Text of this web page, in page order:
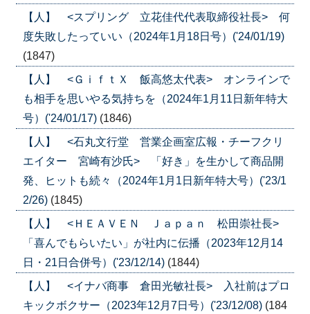
【人】 <スプリング 立花佳代代表取締役社長> 何
度失敗したっていい（2024年1月18日号）('24/01/19)
(1847)
【人】 <ＧｉｆｔＸ 飯高悠太代表> オンラインで
も相手を思いやる気持ちを（2024年1月11日新年特大
号）('24/01/17) (1846)
【人】 <石丸文行堂 営業企画室広報・チーフクリ
エイター 宮崎有沙氏> 「好き」を生かして商品開
発、ヒットも続々（2024年1月1日新年特大号）('23/1
2/26) (1845)
【人】 <ＨＥＡＶＥＮ Ｊａｐａｎ 松田崇社長>
「喜んでもらいたい」が社内に伝播（2023年12月14
日・21日合併号）('23/12/14) (1844)
【人】 <イナバ商事 倉田光敏社長> 入社前はプロ
キックボクサー（2023年12月7日号）('23/12/08) (184